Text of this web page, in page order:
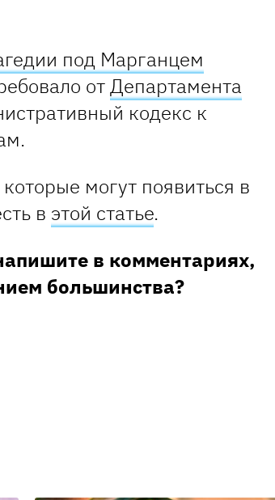
под Марганцем
отДепартамента
кодекс к
которые могут появиться в
в этой статье.
в комментариях,
большинства?